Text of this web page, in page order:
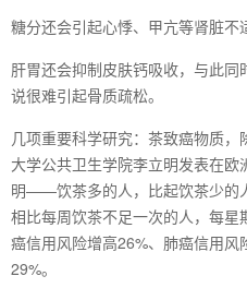
糖分还会引起心悸、甲亢等肾脏不
肝胃还会抑制皮肤钙吸收，与此
说很难引起骨质疏松。
几项重要科学研究：茶致癌物质，
大学公共卫生学院李立明发表在
明——饮茶多的人，比起饮茶少的
相比每周饮茶不足一次的人，每
癌信用风险增高26%、肺癌信用
29%。